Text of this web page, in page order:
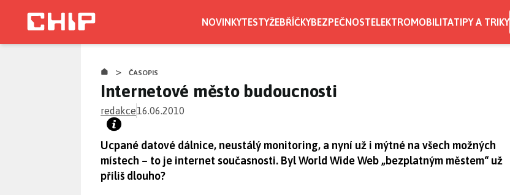
NOVINKYTESTYŽEBŘÍČKYBEZPEČNOSTELEKTROMOBILITATIPY A TRIKY
> ČASOPIS
Internetové město budoucnosti
redakce16.06.2010
Ucpané datové dálnice, neustálý monitoring, a nyní už i mýtné na všech možných
místech – to je internet současnosti. Byl World Wide Web „bezplatným městem“ už
příliš dlouho?